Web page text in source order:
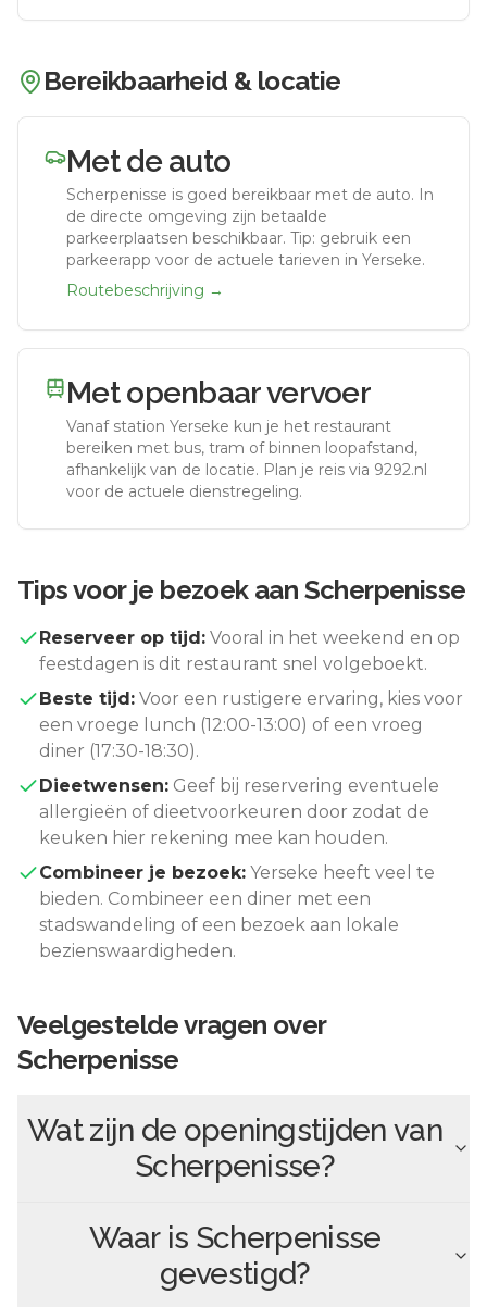
Bereikbaarheid & locatie
Met de auto
Scherpenisse is goed bereikbaar met de auto. In
de directe omgeving zijn betaalde
parkeerplaatsen beschikbaar. Tip: gebruik een
parkeerapp voor de actuele tarieven in Yerseke.
Routebeschrijving →
Met openbaar vervoer
Vanaf station Yerseke kun je het restaurant
bereiken met bus, tram of binnen loopafstand,
afhankelijk van de locatie. Plan je reis via 9292.nl
voor de actuele dienstregeling.
Tips voor je bezoek aan Scherpenisse
Reserveer op tijd: Vooral in het weekend en op
feestdagen is dit restaurant snel volgeboekt.
Beste tijd: Voor een rustigere ervaring, kies voor
een vroege lunch (12:00-13:00) of een vroeg
diner (17:30-18:30).
Dieetwensen: Geef bij reservering eventuele
allergieën of dieetvoorkeuren door zodat de
keuken hier rekening mee kan houden.
Combineer je bezoek: Yerseke heeft veel te
bieden. Combineer een diner met een
stadswandeling of een bezoek aan lokale
bezienswaardigheden.
Veelgestelde vragen over
Scherpenisse
Wat zijn de openingstijden van
Scherpenisse?
Waar is Scherpenisse
gevestigd?